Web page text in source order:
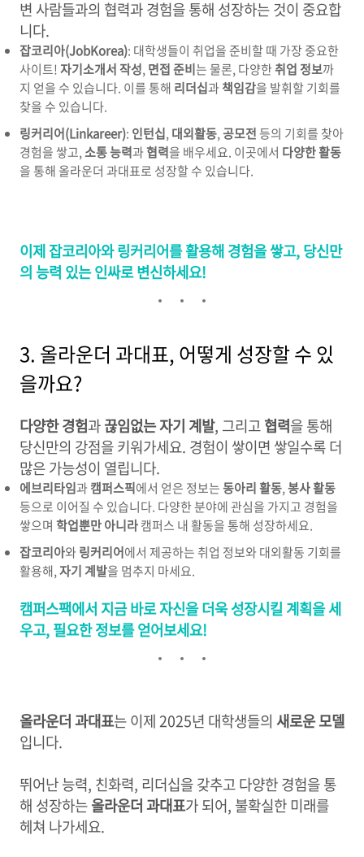
변 사람들과의 협력과 경험을 통해 성장하는 것이 중요합
니다.
잡코리아(JobKorea): 대학생들이 취업을 준비할 때 가장 중요한
사이트!자기소개서 작성, 면접 준비는 물론, 다양한취업 정보까
지 얻을 수 있습니다. 이를 통해 리더십과 책임감을 발휘할 기회를
찾을 수 있습니다.
링커리어(Linkareer): 인턴십, 대외활동,공모전등의 기회를 찾아
경험을 쌓고,소통 능력과협력을 배우세요. 이곳에서 다양한 활동
을 통해 올라운더 과대표로 성장할 수 있습니다.
이제 잡코리아와 링커리어를 활용해 경험을 쌓고, 당신만
의 능력 있는 인싸로 변신하세요!
3. 올라운더 과대표, 어떻게 성장할 수 있
을까요?
다양한 경험과끊임없는 자기 계발, 그리고협력을 통해
당신만의 강점을 키워가세요. 경험이 쌓이면 쌓일수록 더
많은 가능성이 열립니다.
에브리타임과 캠퍼스픽에서 얻은 정보는동아리 활동,봉사 활동
등으로 이어질 수 있습니다. 다양한 분야에 관심을 가지고 경험을
쌓으며 학업뿐만 아니라캠퍼스 내 활동을 통해 성장하세요.
잡코리아와링커리어에서 제공하는 취업 정보와 대외활동 기회를
활용해,자기 계발을 멈추지 마세요.
캠퍼스팩에서 지금 바로 자신을 더욱 성장시킬 계획을 세
우고, 필요한 정보를 얻어보세요!
올라운더 과대표는 이제 2025년 대학생들의 새로운 모델
입니다.
뛰어난 능력, 친화력, 리더십을 갖추고 다양한 경험을 통
해 성장하는올라운더 과대표가 되어, 불확실한 미래를
헤쳐 나가세요.